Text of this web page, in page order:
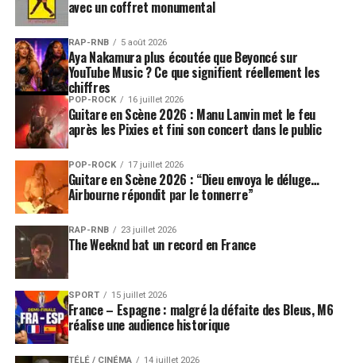
SUJETS ASSOCIÉS: ALAIN BASHUNG ALEXIS HK
avec un coffret monumental
RAP-RNB 5 août 2026
Aya Nakamura plus écoutée que Beyoncé sur
YouTube Music ? Ce que signifient réellement les
chiffres
POP-ROCK 16 juillet 2026
Guitare en Scène 2026 : Manu Lanvin met le feu
après les Pixies et fini son concert dans le public
POP-ROCK 17 juillet 2026
Guitare en Scène 2026 : “Dieu envoya le déluge…
Airbourne répondit par le tonnerre”
RAP-RNB 23 juillet 2026
The Weeknd bat un record en France
SPORT 15 juillet 2026
France – Espagne : malgré la défaite des Bleus, M6
réalise une audience historique
TÉLÉ / CINÉMA 14 juillet 2026